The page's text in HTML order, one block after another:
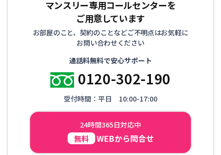
マンスリー専用コールセンターを
ご用意しています
お部屋のこと、契約のことなどご不明点はお気軽に
お問い合わせください
通話料無料で安心サポート
0120-302-190
受付時間：平日 10:00-17:00
24時間365日対応中
無料 WEBから問合せ